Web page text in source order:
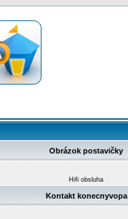
Obrázok postavičky
Hifi obsluha
Kontakt konecnyvopa